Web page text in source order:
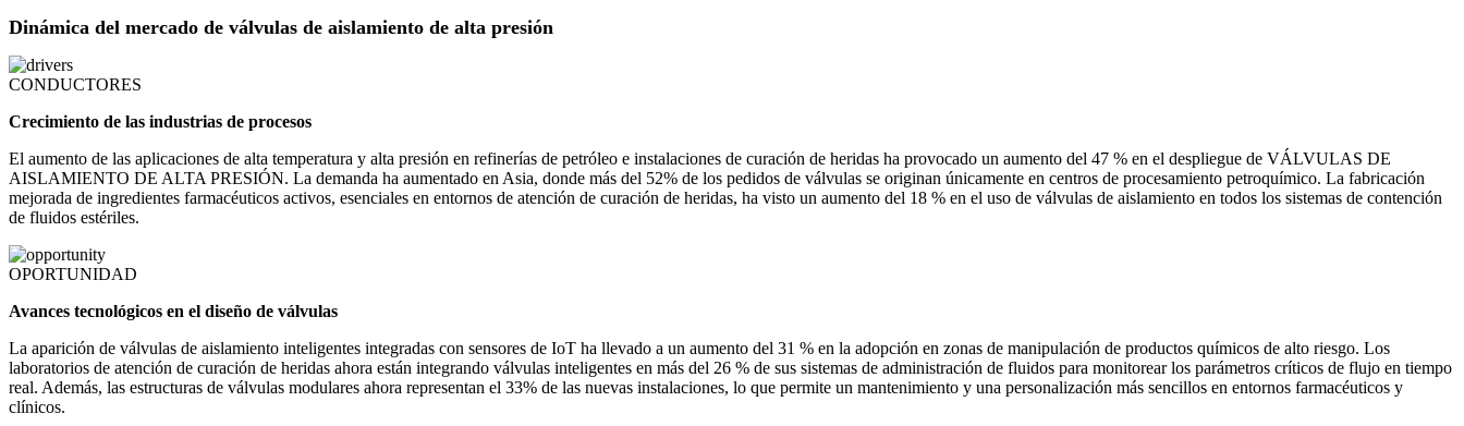
Dinámica del mercado de válvulas de aislamiento de alta presión
CONDUCTORES
Crecimiento de las industrias de procesos
El aumento de las aplicaciones de alta temperatura y alta presión en refinerías de petróleo e instalaciones de curación de heridas ha provocado un aumento del 47 % en el despliegue de VÁLVULAS DE
AISLAMIENTO DE ALTA PRESIÓN. La demanda ha aumentado en Asia, donde más del 52% de los pedidos de válvulas se originan únicamente en centros de procesamiento petroquímico. La fabricación
mejorada de ingredientes farmacéuticos activos, esenciales en entornos de atención de curación de heridas, ha visto un aumento del 18 % en el uso de válvulas de aislamiento en todos los sistemas de contención
de fluidos estériles.
OPORTUNIDAD
Avances tecnológicos en el diseño de válvulas
La aparición de válvulas de aislamiento inteligentes integradas con sensores de IoT ha llevado a un aumento del 31 % en la adopción en zonas de manipulación de productos químicos de alto riesgo. Los
laboratorios de atención de curación de heridas ahora están integrando válvulas inteligentes en más del 26 % de sus sistemas de administración de fluidos para monitorear los parámetros críticos de flujo en tiempo
real. Además, las estructuras de válvulas modulares ahora representan el 33% de las nuevas instalaciones, lo que permite un mantenimiento y una personalización más sencillos en entornos farmacéuticos y
clínicos.